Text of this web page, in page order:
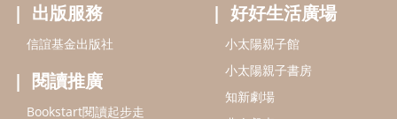
出版服務
信誼基金出版社
閱讀推廣
Bookstart閱讀起步走
好好生活廣場
小太陽親子館
小太陽親子書房
知新劇場